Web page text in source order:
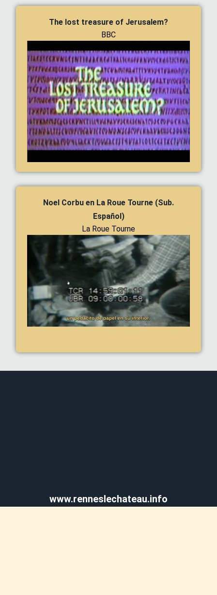
The lost treasure of Jerusalem?
BBC
Noel Corbu en La Roue Tourne (Sub.
Español)
La Roue Tourne
www.renneslechateau.info